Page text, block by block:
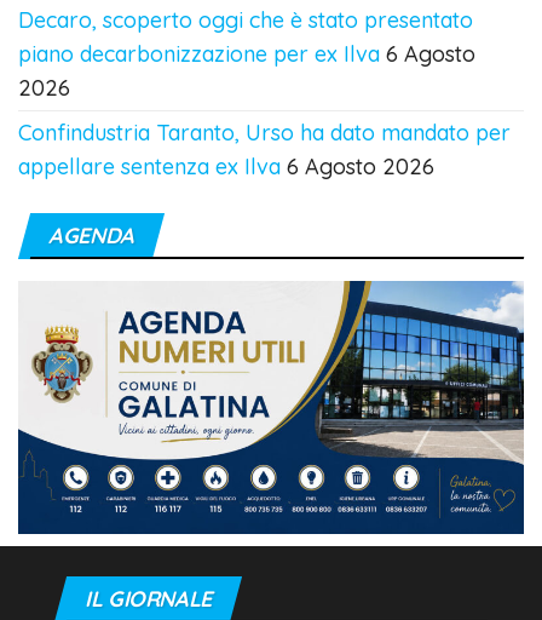
Decaro, scoperto oggi che è stato presentato
piano decarbonizzazione per ex Ilva 6 Agosto
2026
Confindustria Taranto, Urso ha dato mandato per
appellare sentenza ex Ilva 6 Agosto 2026
AGENDA
IL GIORNALE